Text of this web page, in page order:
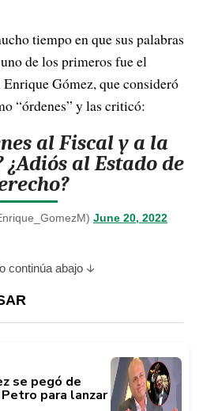
tiempo en que sus palabras
de los primeros fue el
Gómez, que consideró
“órdenes” y las criticó:
al Fiscal y a la
al Estado de
June 20, 2022
continúa abajo
se pegó de
para lanzar